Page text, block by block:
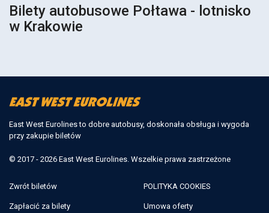
Bilety autobusowe Połtawa - lotnisko
w Krakowie
East West Eurolines to dobre autobusy, doskonała obsługa i wygoda
przy zakupie biletów
© 2017 - 2026 East West Eurolines. Wszelkie prawa zastrzeżone
Zwrót biletów
Zapłacić za bilety
POLITYKA COOKIES
Umowa oferty